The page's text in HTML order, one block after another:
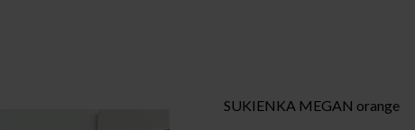
SUKIENKA MEGAN orange